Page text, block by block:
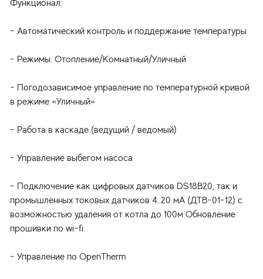
Функционал:
- Автоматический контроль и поддержание температуры
- Режимы: Отопление/Комнатный/Уличный
- Погодозависимое управление по температурной кривой
в режиме «Уличный»
- Работа в каскаде (ведущий / ведомый)
- Управление выбегом насоса
- Подключение как цифровых датчиков DS18B20, так и
промышленных токовых датчиков 4..20 мА (ДТВ-01-12) с
возможностью удаления от котла до 100м Обновление
прошивки по wi-fi.
- Управление по OpenTherm